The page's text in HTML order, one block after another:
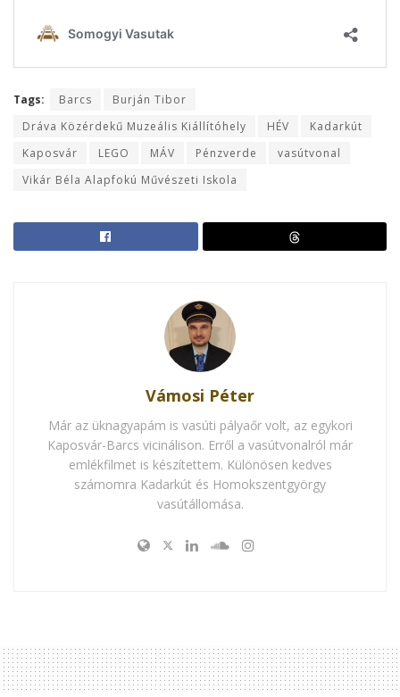
Tags: Barcs
Burján Tibor
Dráva Közérdekű Muzeális Kiállítóhely
HÉV
Kadarkút
Kaposvár
LEGO MÁV Pénzverde
vasútvonal
Vikár Béla Alapfokú Művészeti Iskola
Vámosi Péter
Már az üknagyapám is vasúti pályaőr volt, az egykori
Kaposvár-Barcs vicinálison. Erről a vasútvonalról már
emlékfilmet is készítettem. Különösen kedves
számomra Kadarkút és Homokszentgyörgy
vasútállomása.